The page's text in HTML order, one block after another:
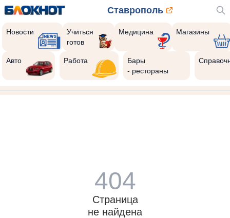
Ставрополь
Новости
Учиться
готов
Медицина Магазины
Авто Работа
Бары
- рестораны
404
Страница
не найдена